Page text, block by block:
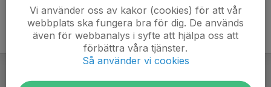
Vi använder oss av kakor (cookies) för att vår
webbplats ska fungera bra för dig. De används
även för webbanalys i syfte att hjälpa oss att
förbättra våra tjänster.
Så använder vi cookies